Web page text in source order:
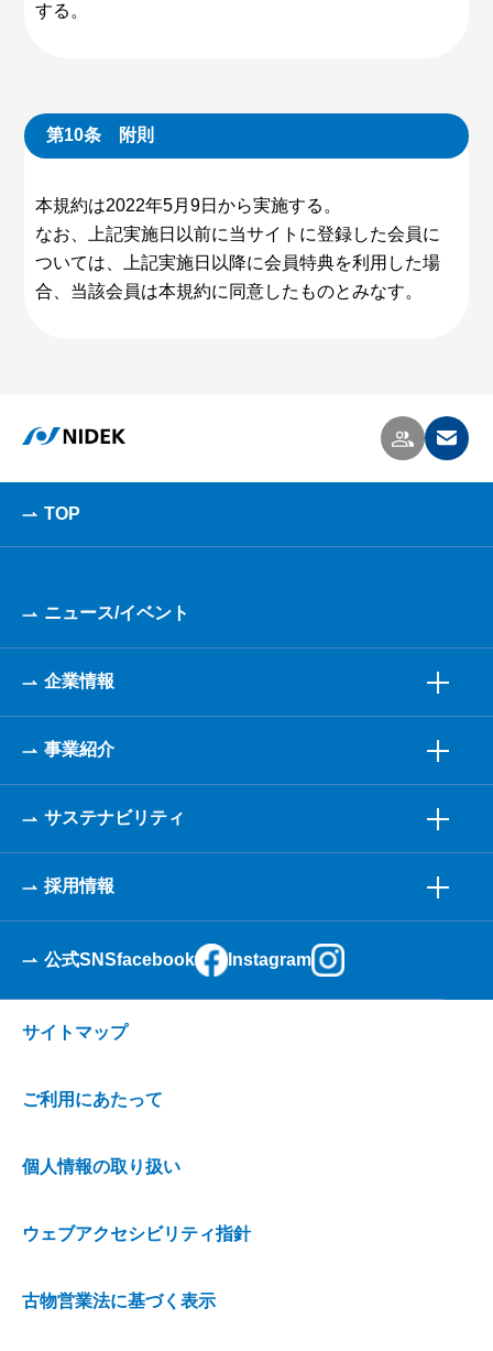
する。
第10条 附則
本規約は2022年5月9日から実施する。
なお、上記実施日以前に当サイトに登録した会員に
ついては、上記実施日以降に会員特典を利用した場
合、当該会員は本規約に同意したものとみなす。
TOP
ニュース/イベント
企業情報
事業紹介
サステナビリティ
採用情報
公式SNSfacebook Instagram
サイトマップ
ご利用にあたって
個人情報の取り扱い
ウェブアクセシビリティ指針
古物営業法に基づく表示